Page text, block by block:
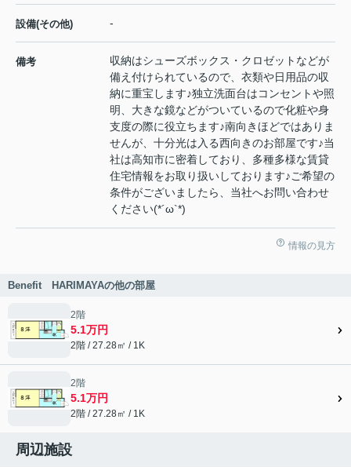
設備(その他) -
備考
収納はシューズボックス・クロゼットなどが
備え付けられているので、衣類や日用品の収
納に重宝します♪独立洗面台はコンセントや照
明、大きな鏡などがついているので化粧や身
支度の際に役立ちます♪南向きほどではありま
せんが、十分光は入る西向きのお部屋です♪当
社は高知市に密着しており、多種多様な賃貸
住宅情報をお取り扱いしております♪ご希望の
条件がございましたら、当社へお問い合わせ
ください(*´ω`*)
情報の見方
Benefit HARIMAYAの他の部屋
2階
5.1万円
2階 / 27.28㎡ / 1K
2階
5.1万円
2階 / 27.28㎡ / 1K
周辺施設